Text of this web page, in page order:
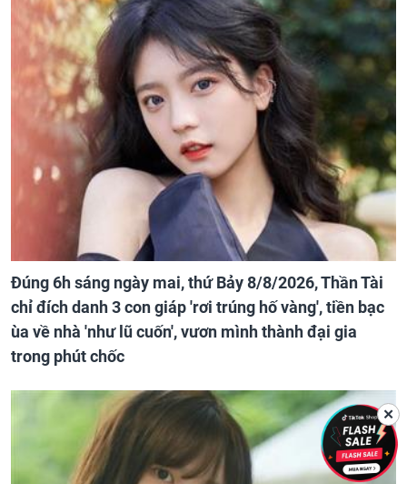
Đúng 6h sáng ngày mai, thứ Bảy 8/8/2026, Thần Tài
chỉ đích danh 3 con giáp 'rơi trúng hố vàng', tiền bạc
ùa về nhà 'như lũ cuốn', vươn mình thành đại gia
trong phút chốc
✕